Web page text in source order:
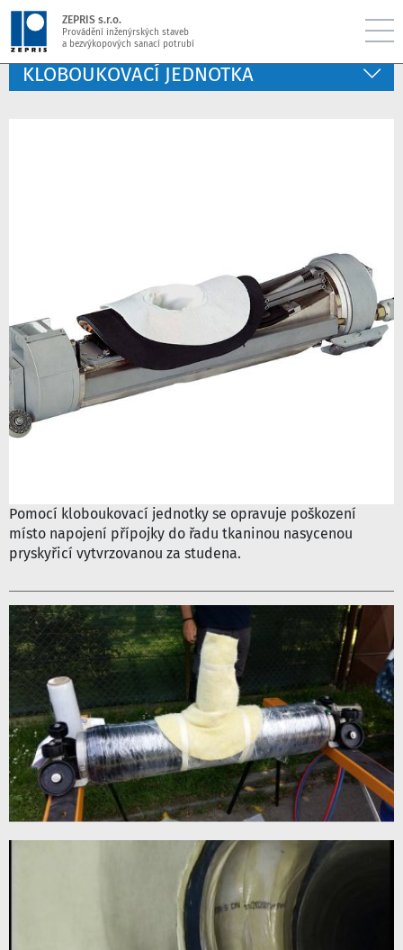
ZEPRIS s.r.o.
Provádění inženýrských staveb
a bezvýkopových sanací potrubí
KLOBOUKOVACÍ JEDNOTKA
Pomocí kloboukovací jednotky se opravuje poškození
místo napojení přípojky do řadu tkaninou nasycenou
pryskyřicí vytvrzovanou za studena.